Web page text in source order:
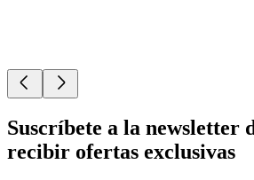
Suscríbete a la newsletter
recibir ofertas exclusivas